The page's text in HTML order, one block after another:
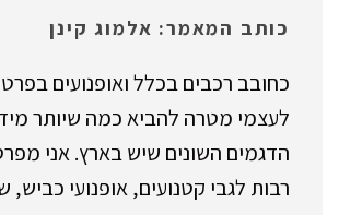
כותב המאמר: אלמוג קינן
כחובב רכבים בכלל ואופנועים
לעצמי מטרה להביא כמה שיותר
הדגמים השונים שיש בארץ. אני
רבות לגבי קטנועים, אופנועי כביש,